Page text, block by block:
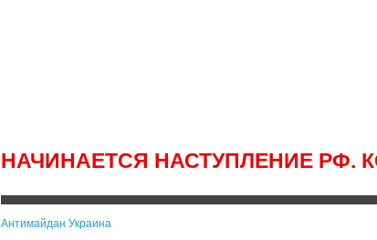
НАЧИНАЕТСЯ НАСТУПЛЕНИЕ РФ.
Антимайдан Украина